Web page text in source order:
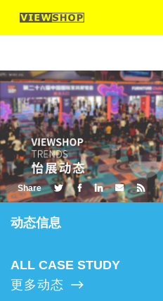
Share
动态信息
ALL CASE STUDY
更多动态